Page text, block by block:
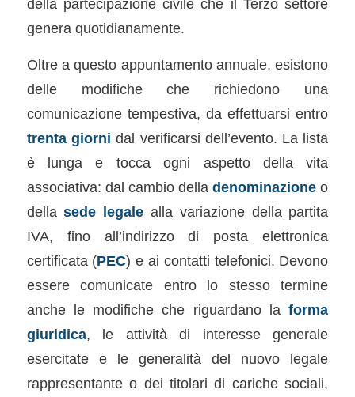
genera quotidianamente.
Oltre a questo appuntamento annuale, esistono
delle modifiche che richiedono una
comunicazione tempestiva, da effettuarsi entro
trenta giorni dal verificarsi dell’evento. La lista
è lunga e tocca ogni aspetto della vita
associativa: dal cambio delladenominazione o
dellasede legale alla variazione della partita
IVA, fino all’indirizzo di posta elettronica
certificata (PEC) e ai contatti telefonici. Devono
essere comunicate entro lo stesso termine
anche le modifiche che riguardano laforma
giuridica, le attività di interesse generale
esercitate e le generalità del nuovo legale
rappresentante o dei titolari di cariche sociali,